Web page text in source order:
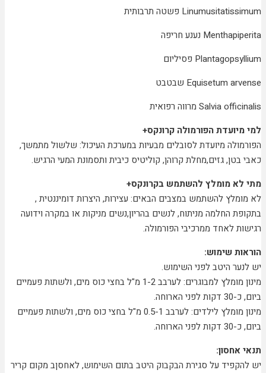
Linumusitatissimum פשטה תרבותית
Menthapiperita נענע חריפה
Plantagopsyllium פסיליום
Equisetum arvense שבטבט
Salvia officinalis מרווה רפואית
למי מיועדת הפורמולה קרונקס+
הפורמולה מיועדת לסובלים מבעיות במערכת העיכול: שלשול מתמשך,
כאבי בטן, גזים,מחלת קרוהן, קוליטיס כיבית ותסמונת המעי הרגיש.
מתי לא מומלץ להשתמש בקרונקס+
לא מומלץ להשתמש במצבים הבאים: עצירות, היצרות דומיננטית ,
בתקופת החלמה מניתוח, לנשים בהריון,נשים מניקות או במקרה וידועה
רגישות לאחד ממרכיבי הפורמולה.
הוראות שימוש:
יש לנער היטב לפני השימוש.
מינון מומלץ למבוגרים: לערבב 1-2 מ"ל בחצי כוס מים, ולשתות פעמיים
ביום, כ-30 דקות לפני הארוחה.
מינון מומלץ לילדים: לערבב 0.5-1 מ"ל בחצי כוס מים, ולשתות פעמיים
ביום, כ-30 דקות לפני הארוחה.
תנאי אחסון:
יש להקפיד על סגירת הבקבוק היטב בתום השימוש, לאחסןב מקום קריר